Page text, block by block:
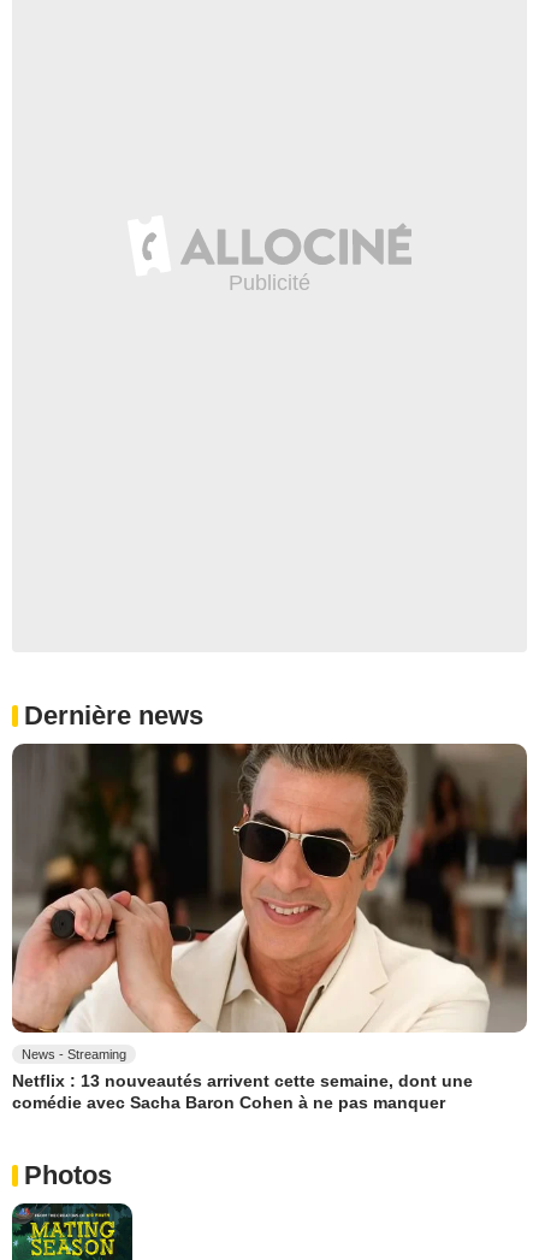
Dernière news
News - Streaming
Netflix : 13 nouveautés arrivent cette semaine, dont une
comédie avec Sacha Baron Cohen à ne pas manquer
Photos